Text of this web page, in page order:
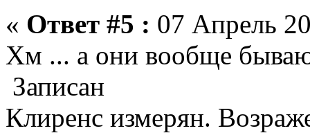
« Ответ #5 : 07 Апрель
Хм ... а они вообще
Записан
Клиренс измерян.